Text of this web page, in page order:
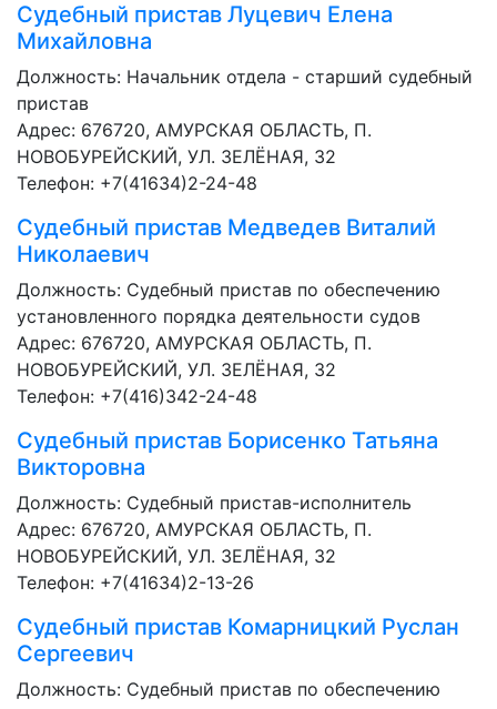
Судебный пристав Луцевич Елена
Михайловна
Должность: Начальник отдела - старший судебный
пристав
Адрес: 676720, АМУРСКАЯ ОБЛАСТЬ, П.
НОВОБУРЕЙСКИЙ, УЛ. ЗЕЛЁНАЯ, 32
Телефон: +7(41634)2-24-48
Судебный пристав Медведев Виталий
Николаевич
Должность: Судебный пристав по обеспечению
установленного порядка деятельности судов
Адрес: 676720, АМУРСКАЯ ОБЛАСТЬ, П.
НОВОБУРЕЙСКИЙ, УЛ. ЗЕЛЁНАЯ, 32
Телефон: +7(416)342-24-48
Судебный пристав Борисенко Татьяна
Викторовна
Должность: Судебный пристав-исполнитель
Адрес: 676720, АМУРСКАЯ ОБЛАСТЬ, П.
НОВОБУРЕЙСКИЙ, УЛ. ЗЕЛЁНАЯ, 32
Телефон: +7(41634)2-13-26
Судебный пристав Комарницкий Руслан
Сергеевич
Должность: Судебный пристав по обеспечению